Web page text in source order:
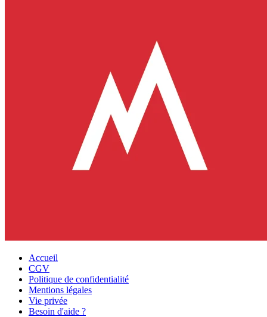
Accueil
CGV
Politique de confidentialité
Mentions légales
Vie privée
Besoin d'aide ?